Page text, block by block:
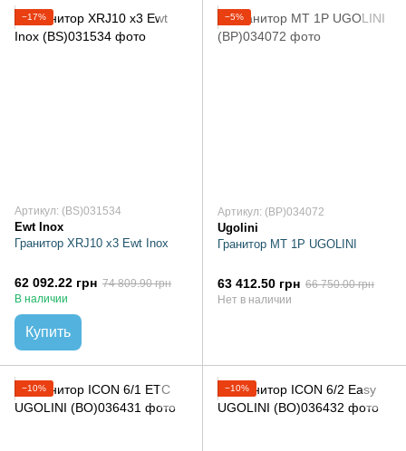
−17%
Артикул: (BS)031534
Ewt Inox
Гранитор XRJ10 х3 Ewt Inox
62 092.22 грн 74 809.90 грн
В наличии
Купить
−5%
Артикул: (BP)034072
Ugolini
Гранитор MT 1P UGOLINI
63 412.50 грн 66 750.00 грн
Нет в наличии
−10% −10%